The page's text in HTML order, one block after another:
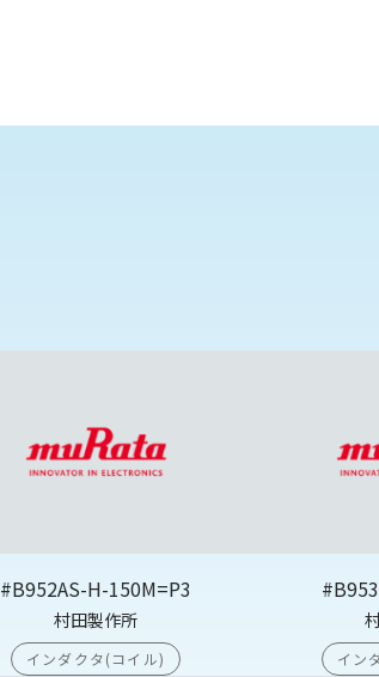
#B952AS-H-150M=P3
村田製作所
インダクタ(コイル) イン